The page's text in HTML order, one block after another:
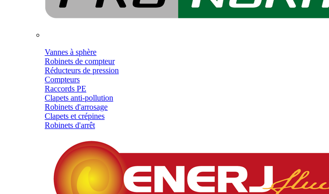
Vannes à sphère
Robinets de compteur
Réducteurs de pression
Compteurs
Raccords PE
Clapets anti-pollution
Robinets d'arrosage
Clapets et crépines
Robinets d'arrêt